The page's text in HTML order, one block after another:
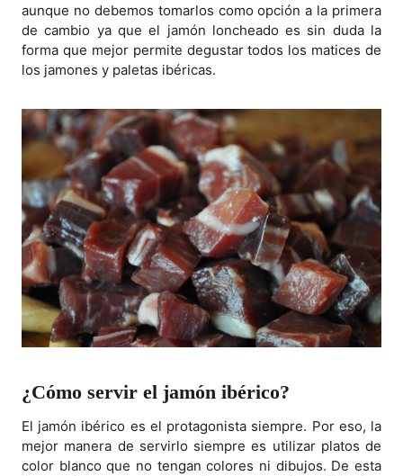
aunque no debemos tomarlos como opción a la primera
de cambio ya que el jamón loncheado es sin duda la
forma que mejor permite degustar todos los matices de
los jamones y paletas ibéricas.
¿Cómo servir el jamón ibérico?
El jamón ibérico es el protagonista siempre. Por eso, la
mejor manera de servirlo siempre es utilizar platos de
color blanco que no tengan colores ni dibujos. De esta